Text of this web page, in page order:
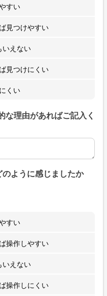
すい
見つけやすい
いえない
見つけにくい
くい
な理由があればご記入く
な理由があればご記入くだ
ように感じましたか
すい
操作しやすい
いえない
操作しにくい